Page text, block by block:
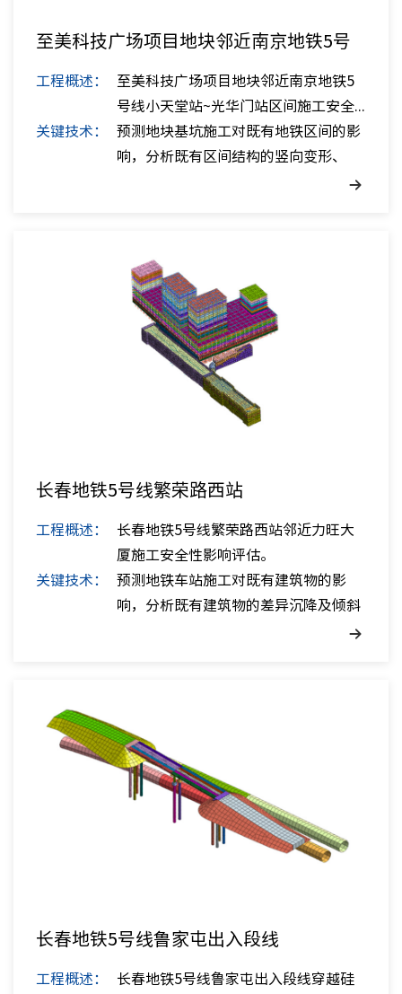
至美科技广场项目地块邻近南京地铁5号
工程概述：
至美科技广场项目地块邻近南京地铁5
号线小天堂站~光华门站区间施工安全...
关键技术：
预测地块基坑施工对既有地铁区间的影
响，分析既有区间结构的竖向变形、
长春地铁5号线繁荣路西站
工程概述：
长春地铁5号线繁荣路西站邻近力旺大
厦施工安全性影响评估。
关键技术：
预测地铁车站施工对既有建筑物的影
响，分析既有建筑物的差异沉降及倾斜
长春地铁5号线鲁家屯出入段线
工程概述：
长春地铁5号线鲁家屯出入段线穿越硅